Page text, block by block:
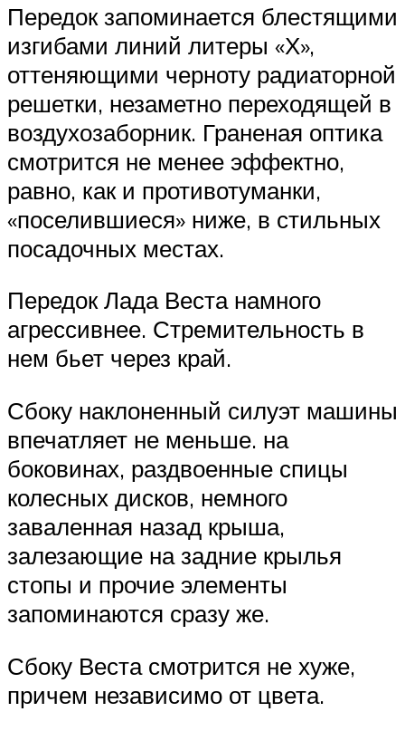
Передок запоминается блестящими
изгибами линий литеры «Х»,
оттеняющими черноту радиаторной
решетки, незаметно переходящей в
воздухозаборник. Граненая оптика
смотрится не менее эффектно,
равно, как и противотуманки,
«поселившиеся» ниже, в стильных
посадочных местах.
Передок Лада Веста намного
агрессивнее. Стремительность в
нем бьет через край.
Сбоку наклоненный силуэт машины
впечатляет не меньше. на
боковинах, раздвоенные спицы
колесных дисков, немного
заваленная назад крыша,
залезающие на задние крылья
стопы и прочие элементы
запоминаются сразу же.
Сбоку Веста смотрится не хуже,
причем независимо от цвета.